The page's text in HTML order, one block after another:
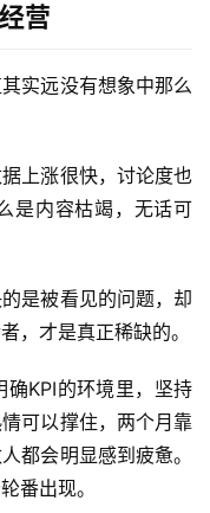
营
实远没有想象中那么
上涨很快，讨论度也
是内容枯竭，无话可
是被看见的问题，却
，才是真正稀缺的。
KPI的环境里，坚持
可以撑住，两个月靠
都会明显感到疲惫。
番出现。